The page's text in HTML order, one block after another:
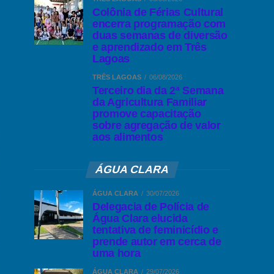
Colônia de Férias Cultural
encerra programação com
duas semanas de diversão
e aprendizado em Três
Lagoas
TRÊS LAGOAS 06/08/2026
Terceiro dia da 2ª Semana
da Agricultura Familiar
promove capacitação
sobre agregação de valor
aos alimentos
ÁGUA CLARA
ÁGUA CLARA 30/07/2026
Delegacia de Polícia de
Água Clara elucida
tentativa de feminicídio e
prende autor em cerca de
uma hora
ÁGUA CLARA 29/07/2026